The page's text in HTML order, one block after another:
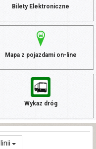
Bilety Elektroniczne
Mapa z pojazdami on-line
Wykaz dróg
linii